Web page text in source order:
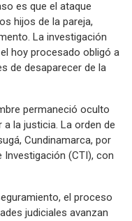
es que el ataque
hijos de la pareja,
La investigación
hoy procesado obligó a
de desaparecer de la
permaneció oculto
la justicia. La orden de
Cundinamarca, por
Investigación (CTI), con
el proceso
judiciales avanzan